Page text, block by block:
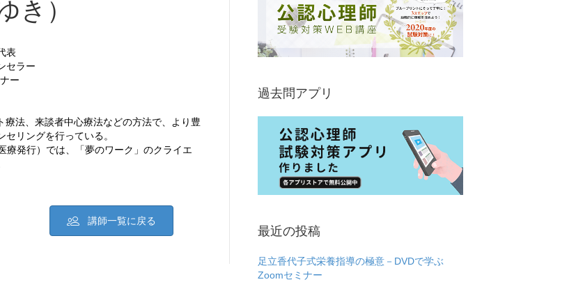
き）
表
セラー
ー
法、来談者中心療法などの方法で、より豊
リングを行っている。
療発行）では、「夢のワーク」のクライエ
講師一覧に戻る
過去問アプリ
最近の投稿
足立香代子式栄養指導の極意－DVDで学ぶ
Zoomセミナー